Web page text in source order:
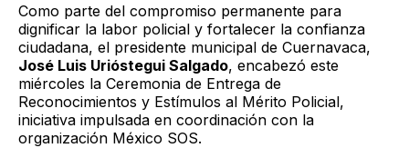
Como parte del compromiso permanente para
dignificar la labor policial y fortalecer la confianza
ciudadana, el presidente municipal de Cuernavaca,
José Luis Urióstegui Salgado, encabezó este
miércoles la Ceremonia de Entrega de
Reconocimientos y Estímulos al Mérito Policial,
iniciativa impulsada en coordinación con la
organización México SOS.